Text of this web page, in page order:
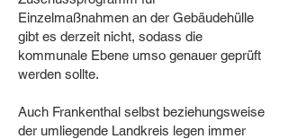
Einzelmaßnahmen an der Gebäudehülle
gibt es derzeit nicht, sodass die
kommunale Ebene umso genauer geprüft
werden sollte.
Auch Frankenthal selbst beziehungsweise
der umliegende Landkreis legen immer